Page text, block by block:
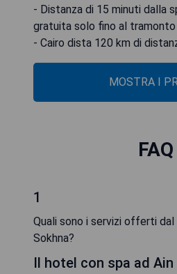
- Distanza di 15 minuti dalla
gratuita solo fino al tramonto
- Cairo dista 120 km di
MOSTRA I
FAQ
1
Quali sono i servizi offerti
Sokhna?
Il hotel con spa ad